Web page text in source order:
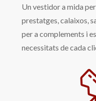
Un vestidor a mida
prestatges, calaixos,
per a complements i
necessitats de cada